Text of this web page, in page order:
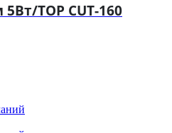
TOP CUT-160